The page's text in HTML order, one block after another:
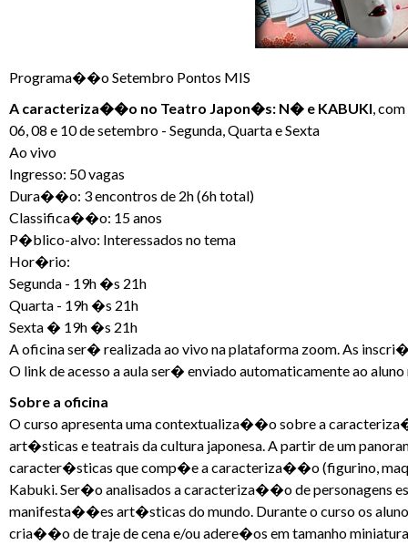
Programa��o Setembro Pontos MIS
A caracteriza��o no Teatro Japon�s: N� e KABUKI,
06, 08 e 10 de setembro - Segunda, Quarta e Sexta
Ao vivo
Ingresso: 50 vagas
Dura��o: 3 encontros de 2h (6h total)
Classifica��o: 15 anos
P�blico-alvo: Interessados no tema
Hor�rio:
Segunda - 19h �s 21h
Quarta - 19h �s 21h
Sexta � 19h �s 21h
A oficina ser� realizada ao vivo na plataforma zoom. As
O link de acesso a aula ser� enviado automaticamente ao
Sobre a oficina
O curso apresenta uma contextualiza��o sobre a
art�sticas e teatrais da cultura japonesa. A partir de um
caracter�sticas que comp�e a caracteriza��o (figurino,
Kabuki. Ser�o analisados a caracteriza��o de personagens
manifesta��es art�sticas do mundo. Durante o curso os
cria��o de traje de cena e/ou adere�os em tamanho